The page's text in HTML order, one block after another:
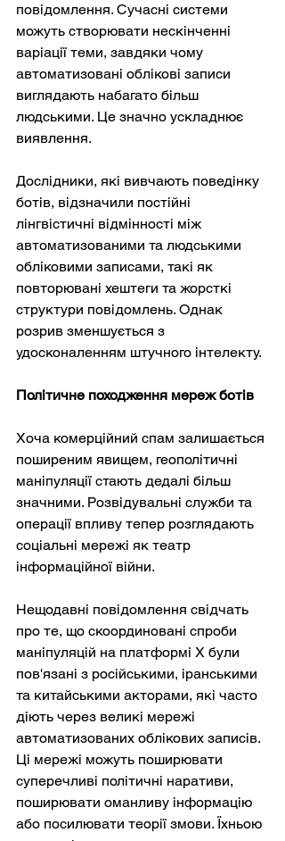
повідомлення. Сучасні системи
можуть створювати нескінченні
варіації теми, завдяки чому
автоматизовані облікові записи
виглядають набагато більш
людськими. Це значно ускладнює
виявлення.
Дослідники, які вивчають поведінку
ботів, відзначили постійні
лінгвістичні відмінності між
автоматизованими та людськими
обліковими записами, такі як
повторювані хештеги та жорсткі
структури повідомлень. Однак
розрив зменшується з
удосконаленням штучного інтелекту.
Політичне походження мереж ботів
Хоча комерційний спам залишається
поширеним явищем, геополітичні
маніпуляції стають дедалі більш
значними. Розвідувальні служби та
операції впливу тепер розглядають
соціальні мережі як театр
інформаційної війни.
Нещодавні повідомлення свідчать
про те, що скоординовані спроби
маніпуляцій на платформі X були
пов'язані з російськими, іранськими
та китайськими акторами, які часто
діють через великі мережі
автоматизованих облікових записів.
Ці мережі можуть поширювати
суперечливі політичні наративи,
поширювати оманливу інформацію
або посилювати теорії змови. Їхньою